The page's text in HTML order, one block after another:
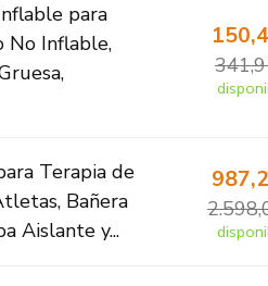
para
No Inflable,
Terapia de
Bañera
Aislante y...